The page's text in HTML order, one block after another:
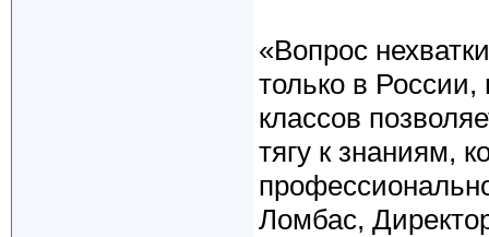
«Вопрос
только в
классов
тягу к знаниям,
Ломбас,